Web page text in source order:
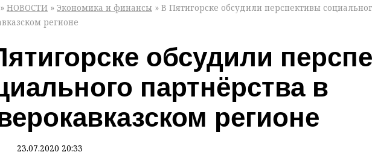
» НОВОСТИ » Экономика и финансы » В Пятигорске обсудили перспективы
регионе
обсудили
партнёрства в
регионе
23.07.2020 20:33